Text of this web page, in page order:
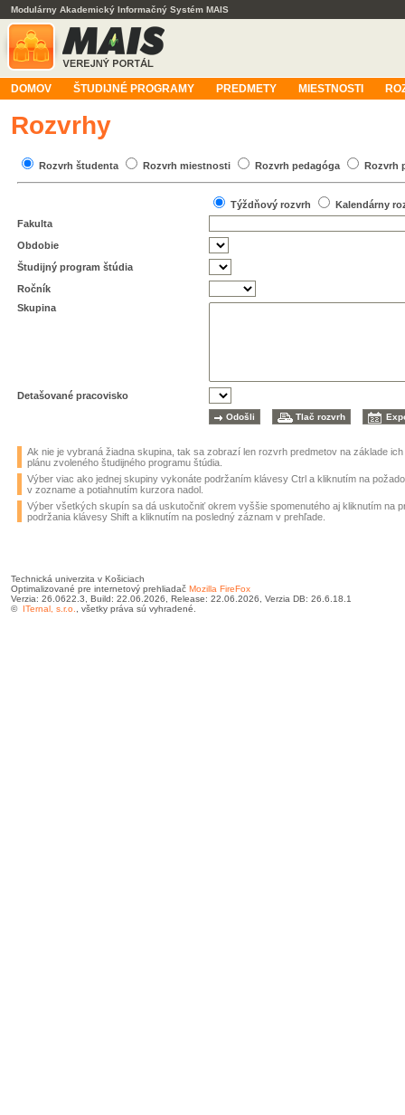
Modulárny Akademický Informačný Systém MAIS
DOMOV ŠTUDIJNÉ PROGRAMY PREDMETY MIESTNOSTI
Rozvrhy
Rozvrh študenta Rozvrh miestnosti Rozvrh pedagóga Rozvrh
Týždňový rozvrh
Kalendárny
Fakulta
Obdobie
Študijný program štúdia
Ročník
Skupina
Detašované pracovisko
Ak nie je vybraná žiadna skupina, tak sa zobrazí len rozvrh predmetov na základe
plánu zvoleného študijného programu štúdia.
Výber viac ako jednej skupiny vykonáte podržaním klávesy Ctrl a kliknutím na
v zozname a potiahnutím kurzora nadol.
Výber všetkých skupín sa dá uskutočniť okrem vyššie spomenutého aj kliknutím na
podržania klávesy Shift a kliknutím na posledný záznam v prehľade.
Technická univerzita v Košiciach
Optimalizované pre internetový prehliadač Mozilla FireFox
Verzia: 26.0622.3, Build: 22.06.2026, Release: 22.06.2026, Verzia DB: 26.6.18.1
© ITernal, s.r.o. , všetky práva sú vyhradené.